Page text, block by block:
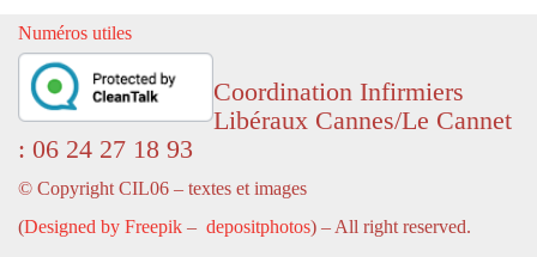
Numéros utiles
Coordination Infirmiers
Libéraux Cannes/Le Cannet
: 06 24 27 18 93
© Copyright CIL06 – textes et images
(Designed by Freepik – depositphotos) – All right reserved.